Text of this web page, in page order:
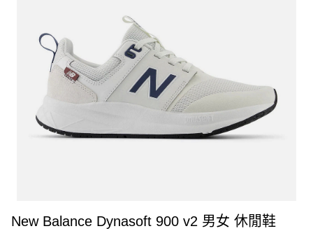
New Balance Dynasoft 900 v2 男女 休閒鞋